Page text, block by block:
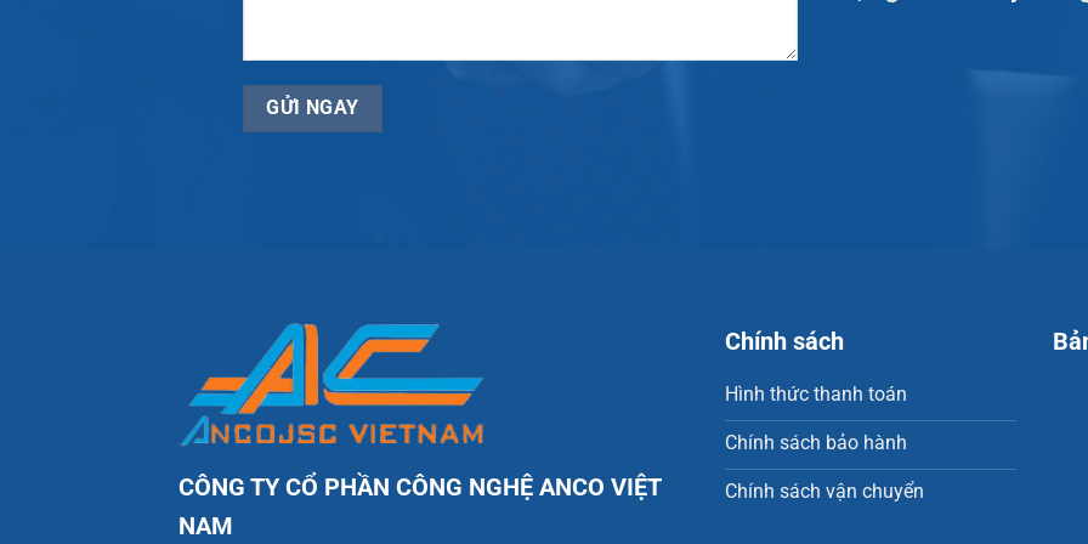
CÔNG TY CỔ PHẦN CÔNG NGHỆ ANCO VIỆT
NAM
Chính sách
Hình thức thanh toán
Chính sách bảo hành
Chính sách vận chuyển